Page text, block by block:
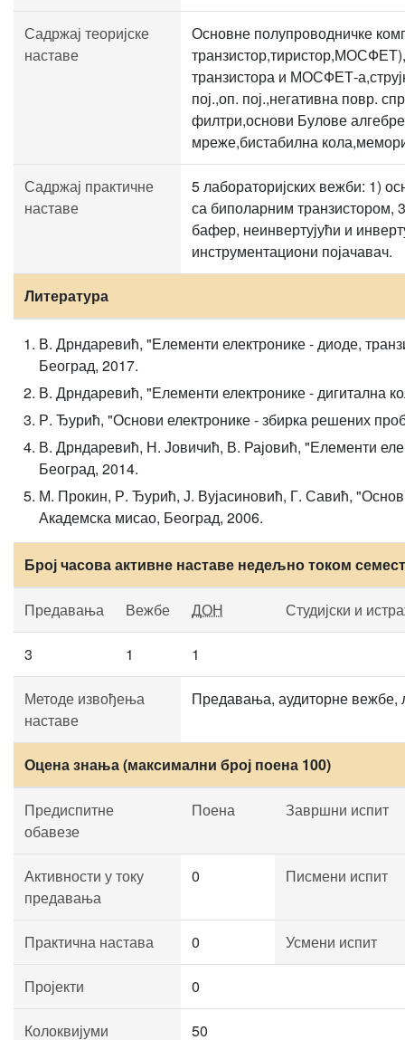
Садржај теоријске
наставе
Основне полупроводничке
транзистора и МОСФЕТ-
пој.,оп. пој.,негативна повр.
филтри,основи Булове
мреже,бистабилна
Садржај практичне
наставе
5 лабораторијских вежби: 1)
са биполарним транзистором,
бафер, неинвертујући и
инструментациони појачавач.
Литература
В. Дрндаревић, "Елементи електронике - диоде,
Београд, 2017.
В. Дрндаревић, "Елементи електронике - дигитална
Р. Ђурић, "Основи електронике - збирка решених
В. Дрндаревић, Н. Јовичић, В. Рајовић, "Елементи
Београд, 2014.
М. Прокин, Р. Ђурић, Ј. Вујасиновић, Г. Савић,
Академска мисао, Београд, 2006.
Број часова активне наставе недељно током
Предавања Вежбе ДОН Студијски и
3 1 1
Методе извођења
наставе
Предавања, аудиторне вежбе,
Оцена знања (максимални број поена 100)
Предиспитне
обавезе
Поена Завршни испит
Активности у току
предавања
0 Писмени испит
Практична настава 0 Усмени испит
Пројекти 0
Колоквијуми 50